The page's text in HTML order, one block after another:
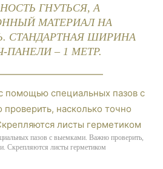
ГНУТЬСЯ, А
МАТЕРИАЛ НА
СТАНДАРТНАЯ ШИРИНА
ПАНЕЛИ – 1 МЕТР.
пазов с выемками. Важно проверить,
Скрепляются листы герметиком